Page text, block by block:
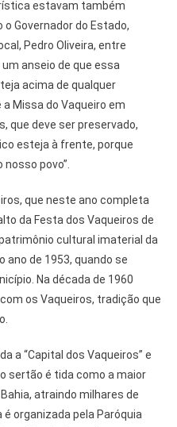
estavam também
Governador do Estado,
Pedro Oliveira, entre
anseio de que essa
acima de qualquer
Missa do Vaqueiro em
que deve ser preservado,
esteja à frente, porque
povo”.
que neste ano completa
da Festa dos Vaqueiros de
cultural imaterial da
ano de 1953, quando se
Na década de 1960
os Vaqueiros, tradição que
a “Capital dos Vaqueiros” e
sertão é tida como a maior
atraindo milhares de
organizada pela Paróquia